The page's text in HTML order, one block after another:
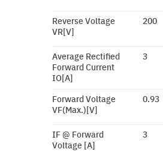
Reverse Voltage
VR[V]
200
Average Rectified
Forward Current
IO[A]
3
Forward Voltage
VF(Max.)[V]
0.93
IF @ Forward
Voltage [A]
3